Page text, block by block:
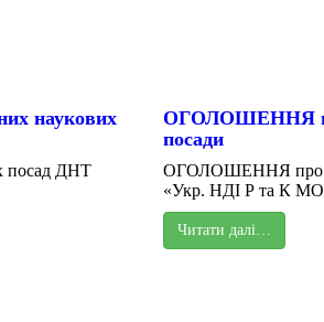
наукових
посад ДНТ
ОГОЛОШЕННЯ про
посади
ОГОЛОШЕННЯ про
«Укр. НДІ Р та К
Читати далі…